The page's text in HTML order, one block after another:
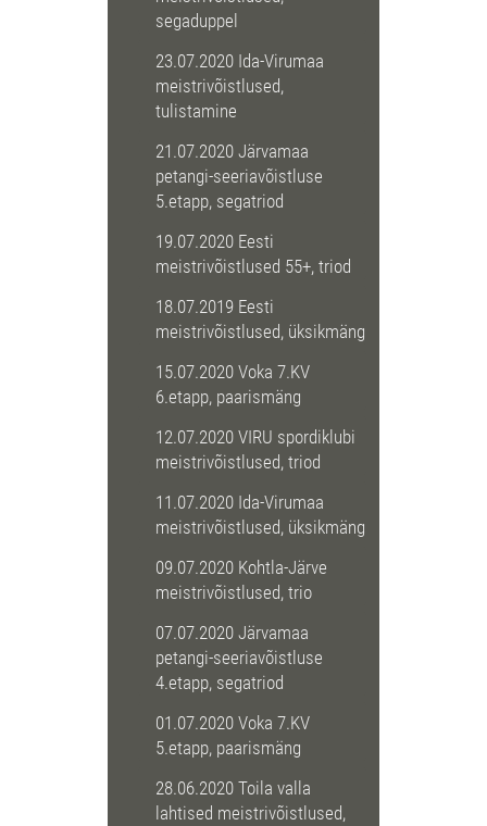
segaduppel
23.07.2020 Ida-Virumaa
meistrivõistlused,
tulistamine
21.07.2020 Järvamaa
petangi-seeriavõistluse
5.etapp, segatriod
19.07.2020 Eesti
meistrivõistlused 55+, triod
18.07.2019 Eesti
meistrivõistlused, üksikmäng
15.07.2020 Voka 7.KV
6.etapp, paarismäng
12.07.2020 VIRU spordiklubi
meistrivõistlused, triod
11.07.2020 Ida-Virumaa
meistrivõistlused, üksikmäng
09.07.2020 Kohtla-Järve
meistrivõistlused, trio
07.07.2020 Järvamaa
petangi-seeriavõistluse
4.etapp, segatriod
01.07.2020 Voka 7.KV
5.etapp, paarismäng
28.06.2020 Toila valla
lahtised meistrivõistlused,